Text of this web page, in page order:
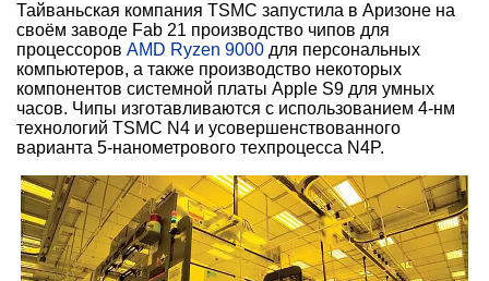
Тайваньская компания TSMC запустила в Аризоне на
своём заводе Fab 21 производство чипов для
процессоров AMD Ryzen 9000 для персональных
компьютеров, а также производство некоторых
компонентов системной платы Apple S9 для умных
часов. Чипы изготавливаются с использованием 4-нм
технологий TSMC N4 и усовершенствованного
варианта 5-нанометрового техпроцесса N4P.